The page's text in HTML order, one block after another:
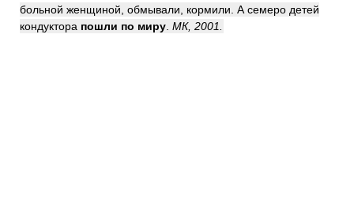
больной женщиной, обмывали, кормили. А семеро детей
кондуктора пошли по миру МК, 2001.